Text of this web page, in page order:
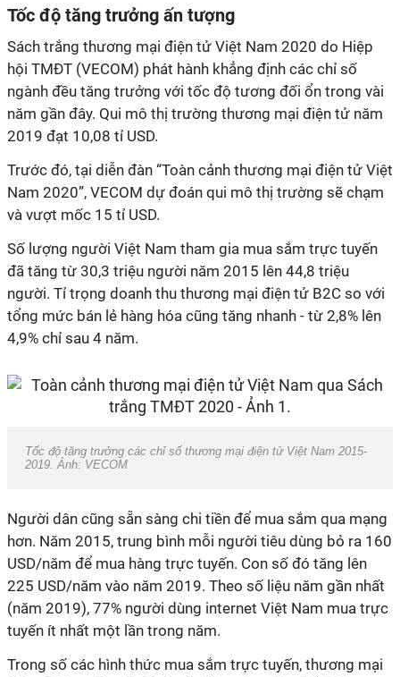
Tốc độ tăng trưởng ấn tượng
Sách trắng thương mại điện tử Việt Nam 2020 do Hiệp
hội TMĐT (VECOM) phát hành khẳng định các chỉ số
ngành đều tăng trưởng với tốc độ tương đối ổn trong vài
năm gần đây. Qui mô thị trường thương mại điện tử năm
2019 đạt 10,08 tỉ USD.
Trước đó, tại diễn đàn “Toàn cảnh thương mại điện tử Việt
Nam 2020”, VECOM dự đoán qui mô thị trường sẽ chạm
và vượt mốc 15 tỉ USD.
Số lượng người Việt Nam tham gia mua sắm trực tuyến
đã tăng từ 30,3 triệu người năm 2015 lên 44,8 triệu
người. Tỉ trọng doanh thu thương mại điện tử B2C so với
tổng mức bán lẻ hàng hóa cũng tăng nhanh - từ 2,8% lên
4,9% chỉ sau 4 năm.
Tốc độ tăng trưởng các chỉ số thương mại điện tử Việt Nam 2015-
2019. Ảnh: VECOM
Người dân cũng sẵn sàng chi tiền để mua sắm qua mạng
hơn. Năm 2015, trung bình mỗi người tiêu dùng bỏ ra 160
USD/năm để mua hàng trực tuyến. Con số đó tăng lên
225 USD/năm vào năm 2019. Theo số liệu năm gần nhất
(năm 2019), 77% người dùng internet Việt Nam mua trực
tuyến ít nhất một lần trong năm.
Trong số các hình thức mua sắm trực tuyến, thương mại